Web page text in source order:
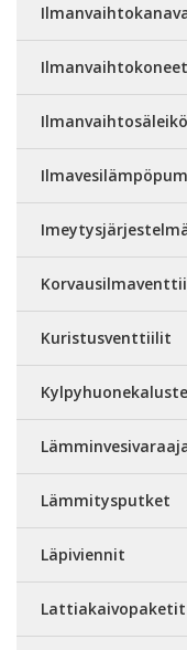
Ilmanvaihtokoneet
Kuristusventtiilit
Lämmitysputket
Läpiviennit
Lattiakaivopaketit